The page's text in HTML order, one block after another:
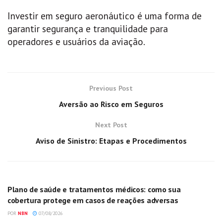
Investir em seguro aeronáutico é uma forma de
garantir segurança e tranquilidade para
operadores e usuários da aviação.
Previous Post
Aversão ao Risco em Seguros
Next Post
Aviso de Sinistro: Etapas e Procedimentos
Plano de saúde e tratamentos médicos: como sua
cobertura protege em casos de reações adversas
POR N8N 07/08/2026